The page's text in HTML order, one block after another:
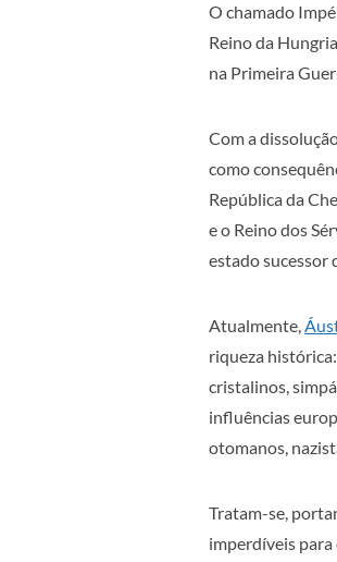
O chamado
Reino da
na Primeira
Com a
como
República da
e o Reino dos
estado sucessor
Atualmente,
riqueza
cristalinos,
influências
otomanos,
Tratam-se,
imperdíveis para